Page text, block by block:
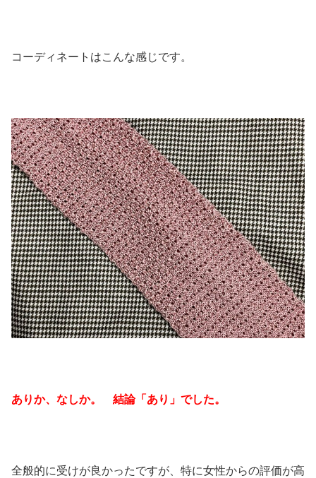
コーディネートはこんな感じです。
ありか、なしか。 結論「あり」でした。
全般的に受けが良かったですが、特に女性からの評価が高